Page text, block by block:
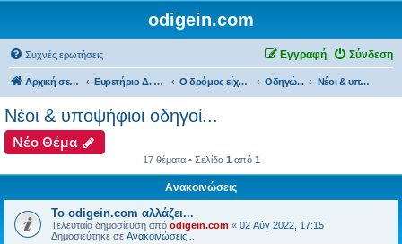
odigein.com
Συχνές ερωτήσεις Σύνδεση
Εγγραφή
Αρχική σελίδα Ευρετήριο Δ. Συζήτησης Ο δρόμος είχε την δική του Ιστορία... Οδηγώ... Νέοι & υποψήφιοι οδηγοί...
Νέοι & υποψήφιοι οδηγοί...
Νέο Θέμα
17 θέματα • Σελίδα 1 από 1
Ανακοινώσεις
Το odigein.com αλλάζει...
Τελευταία δημοσίευση από odigein.com « 02 Αύγ 2022, 17:15
Δημοσιεύτηκε σε Ανακοινώσεις...